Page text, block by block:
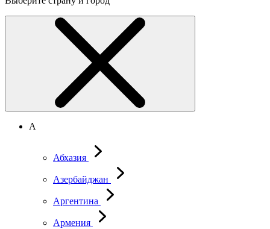
А
Абхазия
Азербайджан
Аргентина
Армения